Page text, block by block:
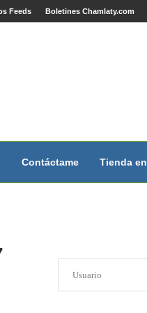
Feeds Boletines Chamlaty.com
Contáctame Tienda en